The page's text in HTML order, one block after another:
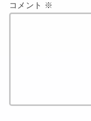
コメント ※